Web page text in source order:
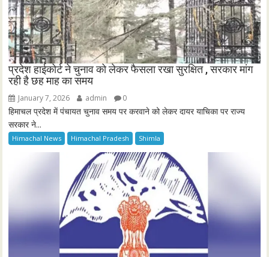
प्रदेश हाईकोर्ट ने चुनाव को लेकर फैसला रखा सुरक्षित , सरकार मांग
रही है छह माह का समय
January 7, 2026 admin 0
हिमाचल प्रदेश में पंचायत चुनाव समय पर करवाने को लेकर दायर याचिका पर राज्य
सरकार ने...
Himachal News Himachal Pradesh Shimla